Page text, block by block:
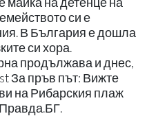
си е
В България е дошла
си хора.
продължава и днес,
За пръв път: Вижте
на Рибарския плаж